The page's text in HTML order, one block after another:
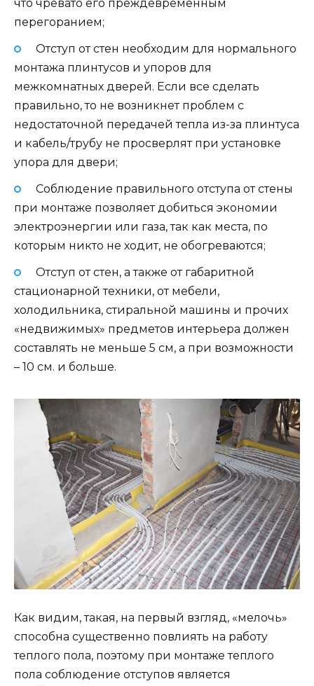
что чревато его преждевременным
перегоранием;
Отступ от стен необходим для нормального
монтажа плинтусов и упоров для
межкомнатных дверей. Если все сделать
правильно, то не возникнет проблем с
недостаточной передачей тепла из-за плинтуса
и кабель/трубу не просверлят при установке
упора для двери;
Соблюдение правильного отступа от стены
при монтаже позволяет добиться экономии
электроэнергии или газа, так как места, по
которым никто не ходит, не обогреваются;
Отступ от стен, а также от габаритной
стационарной техники, от мебели,
холодильника, стиральной машины и прочих
«недвижимых» предметов интерьера должен
составлять не меньше 5 см, а при возможности
– 10 см. и больше.
Как видим, такая, на первый взгляд, «мелочь»
способна существенно повлиять на работу
теплого пола, поэтому при монтаже теплого
пола соблюдение отступов является